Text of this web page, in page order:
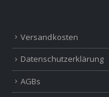
Versandkosten
Datenschutzerklärung
AGBs